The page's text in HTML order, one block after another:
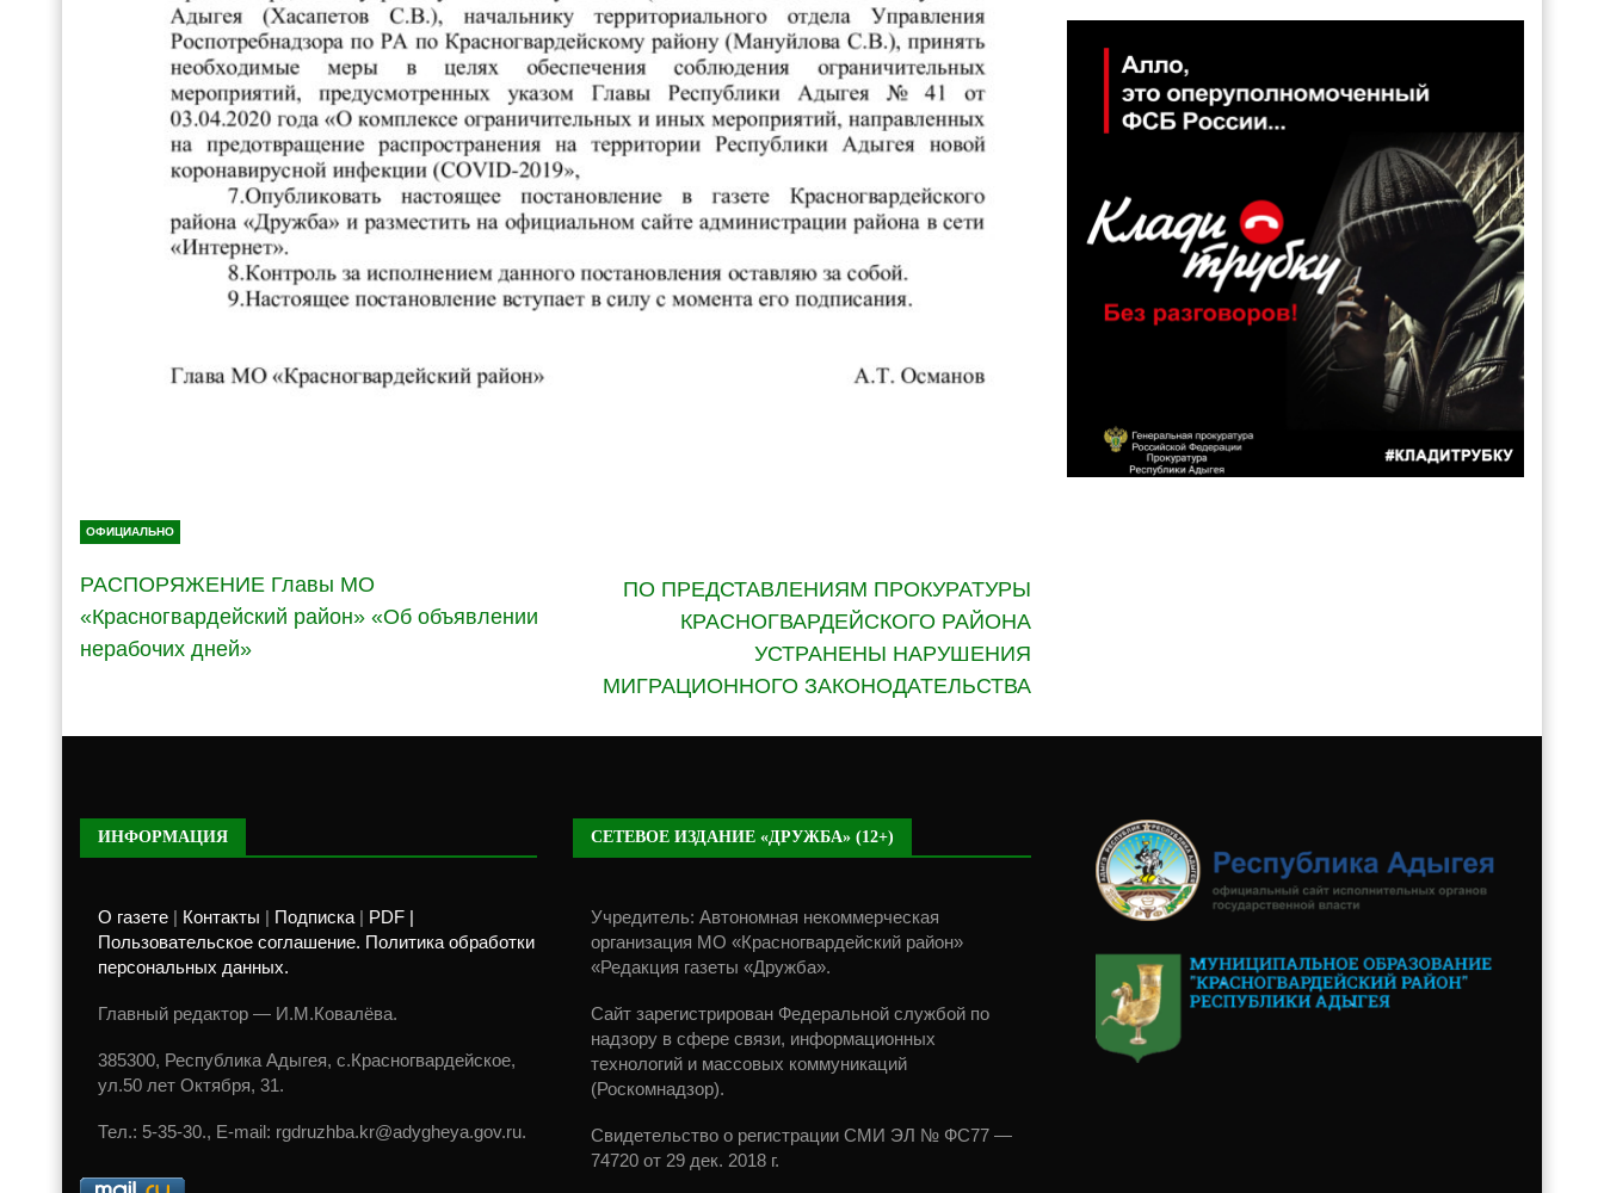
ОФИЦИАЛЬНО
РАСПОРЯЖЕНИЕ Главы МО
«Красногвардейский район» «Об объявлении
нерабочих дней»
ПО ПРЕДСТАВЛЕНИЯМ ПРОКУРАТУРЫ
КРАСНОГВАРДЕЙСКОГО РАЙОНА
УСТРАНЕНЫ НАРУШЕНИЯ
МИГРАЦИОННОГО ЗАКОНОДАТЕЛЬСТВА
ИНФОРМАЦИЯ
О газете Контакты Подписка|
PDF |
Пользовательское соглашение. Политика обработки
персональных данных.
Главный редактор — И.М.Ковалёва.
385300, Республика Адыгея, с.Красногвардейское,
ул.50 лет Октября, 31.
Тел.: 5-35-30., E-mail: rgdruzhba.kr@adygheya.gov.ru.
СЕТЕВОЕ ИЗДАНИЕ «ДРУЖБА» (12+)
Учредитель: Автономная некоммерческая
организация МО «Красногвардейский район»
«Редакция газеты «Дружба».
Сайт зарегистрирован Федеральной службой по
надзору в сфере связи, информационных
технологий и массовых коммуникаций
(Роскомнадзор).
Свидетельство о регистрации СМИ ЭЛ № ФС77 —
74720 от 29 дек. 2018 г.